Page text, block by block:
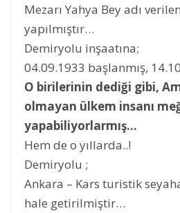
Mezarı Yahya Bey adı
yapılmıştır…
Demiryolu inşaatına;
04.09.1933 başlanmış,
O birilerinin dediği gibi,
olmayan ülkem insanı
yapabiliyorlarmış…
Hem de o yıllarda..!
Demiryolu ;
Ankara – Kars turistik
hale getirilmiştir…